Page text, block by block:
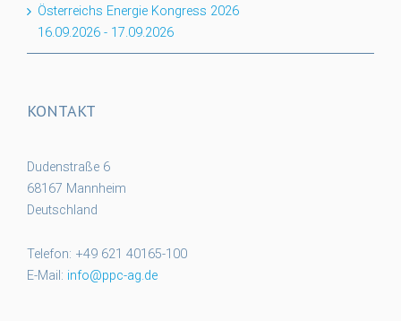
Österreichs Energie Kongress 2026
16.09.2026 - 17.09.2026
KONTAKT
Dudenstraße 6
68167 Mannheim
Deutschland
Telefon: +49 621 40165-100
E-Mail: info@ppc-ag.de